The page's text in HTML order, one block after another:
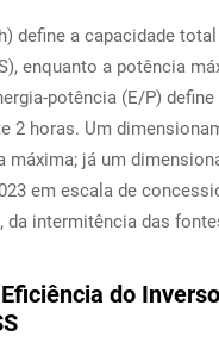
define a capacidade
enquanto a potência
potência (E/P)
2 horas. Um
máxima; já um
em escala de
da intermitência das
do